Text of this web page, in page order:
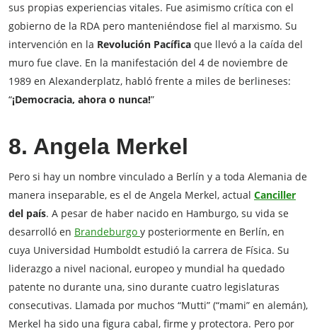
sus propias experiencias vitales. Fue asimismo crítica con el
gobierno de la RDA pero manteniéndose fiel al marxismo. Su
intervención en la Revolución Pacífica que llevó a la caída del
muro fue clave. En la manifestación del 4 de noviembre de
1989 en Alexanderplatz, habló frente a miles de berlineses:
“¡Democracia, ahora o nunca!”
8. Angela Merkel
Pero si hay un nombre vinculado a Berlín y a toda Alemania de
manera inseparable, es el de Angela Merkel, actual Canciller
del país. A pesar de haber nacido en Hamburgo, su vida se
desarrolló en Brandeburgo y posteriormente en Berlín, en
cuya Universidad Humboldt estudió la carrera de Física. Su
liderazgo a nivel nacional, europeo y mundial ha quedado
patente no durante una, sino durante cuatro legislaturas
consecutivas. Llamada por muchos “Mutti” (“mami” en alemán),
Merkel ha sido una figura cabal, firme y protectora. Pero por